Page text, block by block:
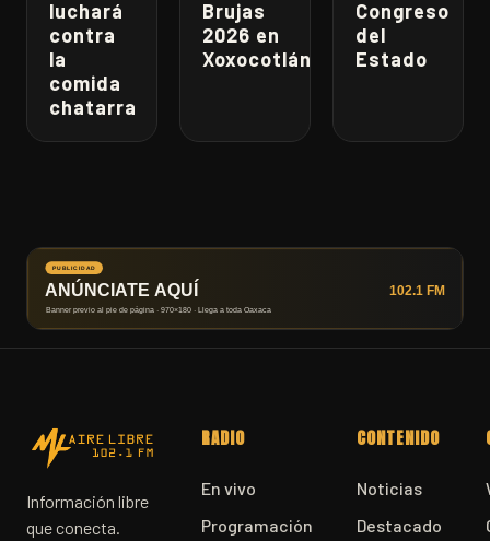
luchará
contra
la
comida
chatarra
Brujas
2026 en
Xoxocotlán
Congreso
del
Estado
Información libre
que conecta.
RADIO
En vivo
Programación
CONTENIDO
Noticias
Destacado